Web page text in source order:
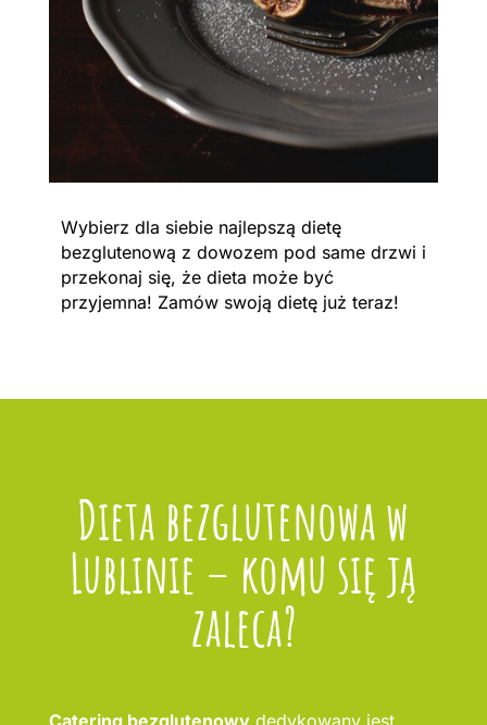
Wybierz dla siebie najlepszą dietę
bezglutenową z dowozem pod same drzwi i
przekonaj się, że dieta może być
przyjemna! Zamów swoją dietę już teraz!
Dieta bezglutenowa w
Lublinie – komu się ją
zaleca?